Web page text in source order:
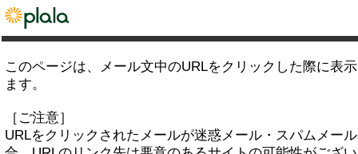
このページは、メール文中のURLをクリックした際に表
ます。
［ご注意］
URLをクリックされたメールが迷惑メール・スパムメー